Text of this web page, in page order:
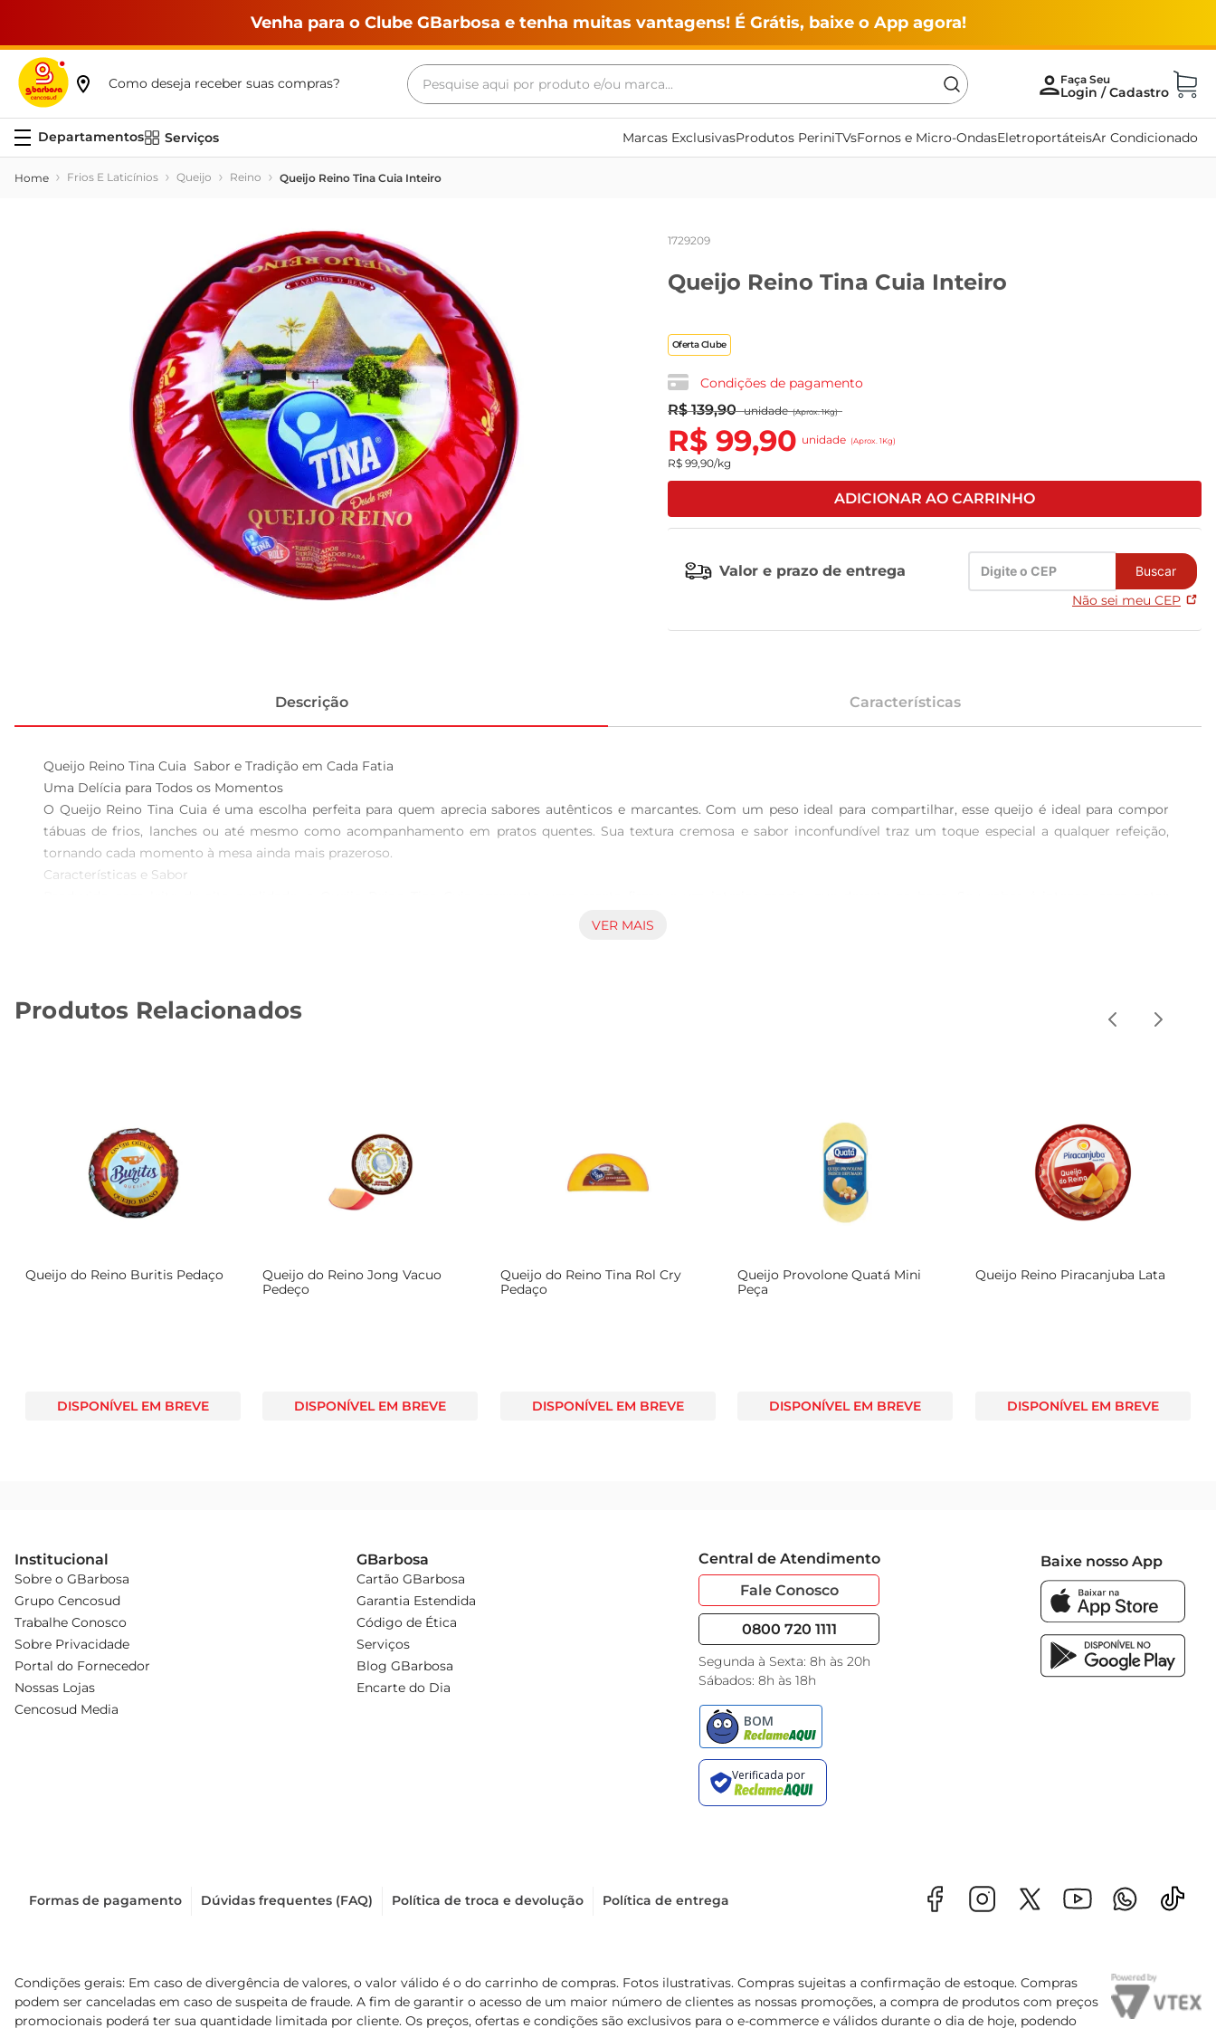
Venha para o Clube GBarbosa e tenha muitas vantagens! É Grátis, baixe o App agora!
Como deseja receber suas compras?
Pesquise aqui por produto e/ou marca...
Serviços Marcas ExclusivasProdutos PeriniTVsFornos e Micro-OndasEletroportáteisAr Condicionado
Frios E Laticínios Queijo Reino Queijo Reino Tina Cuia Inteiro
1729209
Queijo Reino Tina Cuia Inteiro
Oferta Clube
Condições de pagamento
R$ 139,90 unidade (Aprox. 1Kg)
R$ 99,90 unidade (Aprox. 1Kg)
R$ 99,90/kg
ADICIONAR AO CARRINHO
Valor e prazo de entrega Buscar
Não sei meu CEP
Descrição Características
Queijo Reino Tina Cuia  Sabor e Tradição em Cada Fatia
Uma Delícia para Todos os Momentos
O Queijo Reino Tina Cuia é uma escolha perfeita para quem aprecia sabores autênticos e marcantes. Com um peso ideal para compartilhar, esse queijo é ideal para compor
tábuas de frios, lanches ou até mesmo como acompanhamento em pratos quentes. Sua textura cremosa e sabor inconfundível traz um toque especial a qualquer refeição,
tornando cada momento à mesa ainda mais prazeroso.
Características e Sabor
ligeiramente salgadas e um leve toque de picância, características que o tornam um favorito entre os amantes de queijos. É uma opção versátil que combina bem com pães,
como gratinados, onde seu derretimento traz um sabor irresistível. Além disso,pode ser utilizado em sanduíches e saladas, elevando o nível de qualquer prato.
O Queijo Reino Tina Cuia é mais do que um simples queijo
VER MAIS
Produtos Relacionados
Queijo do Reino Buritis Pedaço
DISPONÍVEL EM BREVE
Queijo do Reino Jong Vacuo
Pedeço
DISPONÍVEL EM BREVE
Queijo do Reino Tina Rol Cry
Pedaço
DISPONÍVEL EM BREVE
Queijo Provolone Quatá Mini
Peça
DISPONÍVEL EM BREVE
Queijo Reino Piracanjuba Lata
DISPONÍVEL EM BREVE
Institucional
Sobre o GBarbosa
Grupo Cencosud
Trabalhe Conosco
Sobre Privacidade
Portal do Fornecedor
Nossas Lojas
Cencosud Media
GBarbosa
Cartão GBarbosa
Garantia Estendida
Código de Ética
Serviços
Blog GBarbosa
Encarte do Dia
Central de Atendimento
Fale Conosco
0800 720 1111
Segunda à Sexta: 8h às 20h
Sábados: 8h às 18h
Baixe nosso App
Formas de pagamento Dúvidas frequentes (FAQ) Política de troca e devolução Política de entrega
Condições gerais: Em caso de divergência de valores, o valor válido é o do carrinho de compras. Fotos ilustrativas. Compras sujeitas a confirmação de estoque. Compras
podem ser canceladas em caso de suspeita de fraude. A fim de garantir o acesso de um maior número de clientes as nossas promoções, a compra de produtos com preços
promocionais poderá ter sua quantidade limitada por cliente. Os preços, ofertas e condições são exclusivos para o e-commerce e válidos durante o dia de hoje, podendo
Termos mais buscados
cerveja
frango
vinho
leite
tv
leite pó